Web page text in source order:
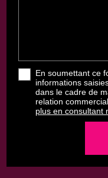
En soumettant ce
informations
dans le cadre de
relation
plus en consultant